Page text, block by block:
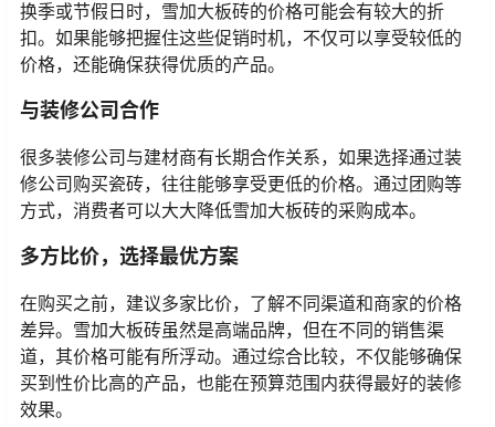
换季或节假日时，雪加大板砖的价格可能会有较大的折
扣。如果能够把握住这些促销时机，不仅可以享受较低的
价格，还能确保获得优质的产品。
与装修公司合作
很多装修公司与建材商有长期合作关系，如果选择通过装
修公司购买瓷砖，往往能够享受更低的价格。通过团购等
方式，消费者可以大大降低雪加大板砖的采购成本。
多方比价，选择最优方案
在购买之前，建议多家比价，了解不同渠道和商家的价格
差异。雪加大板砖虽然是高端品牌，但在不同的销售渠
道，其价格可能有所浮动。通过综合比较，不仅能够确保
买到性价比高的产品，也能在预算范围内获得最好的装修
效果。